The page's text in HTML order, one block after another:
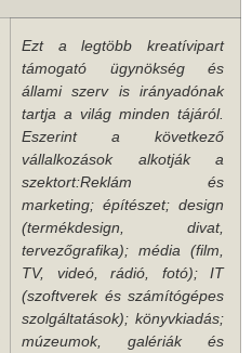
Ezt a legtöbb kreatívipart
támogató ügynökség és
állami szerv is irányadónak
tartja a világ minden tájáról.
Eszerint a következő
vállalkozások alkotják a
szektort:Reklám és
marketing; építészet; design
(termékdesign, divat,
tervezőgrafika); média (film,
TV, videó, rádió, fotó); IT
(szoftverek és számítógépes
szolgáltatások); könyvkiadás;
múzeumok, galériák és